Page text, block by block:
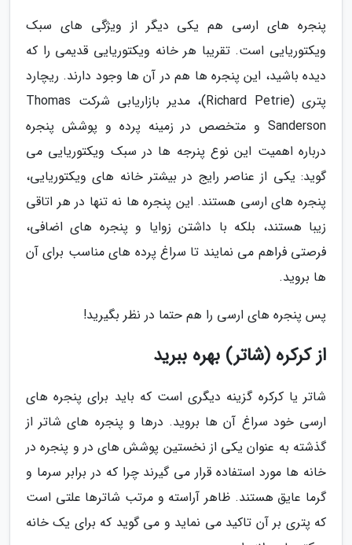
پنجره های ارسی هم یکی دیگر از ویژگی های سبک
ویکتوریایی است. تقریبا هر خانه ویکتوریایی قدیمی را که
دیده باشید، این پنجره ها هم در آن ها وجود دارند. ریچارد
پتری (Richard Petrie)، مدیر بازاریابی شرکت Thomas
Sanderson و متخصص در زمینه پرده و پوشش پنجره
درباره اهمیت این نوع پنرجه ها در سبک ویکتوریایی می
گوید: یکی از عناصر رایج در بیشتر خانه های ویکتوریایی،
پنجره های ارسی هستند. این پنجره ها نه تنها در هر اتاقی
زیبا هستند، بلکه با داشتن زوایا و پنجره های اضافی،
فرصتی فراهم می نمایند تا سراغ پرده های مناسب برای آن
ها بروید.
پس پنجره های ارسی را هم حتما در نظر بگیرید!
از کرکره (شاتر) بهره ببرید
شاتر یا کرکره گزینه دیگری است که باید برای پنجره های
ارسی خود سراغ آن ها بروید. درها و پنجره های شاتر از
گذشته به عنوان یکی از نخستین پوشش های در و پنجره در
خانه ها مورد استفاده قرار می گیرند چرا که در برابر سرما و
گرما عایق هستند. ظاهر آراسته و مرتب شاترها علتی است
که پتری بر آن تاکید می نماید و می گوید که برای یک خانه